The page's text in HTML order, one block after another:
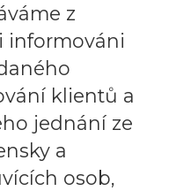
z
informováni
klientů a
jednání ze
a
osob,